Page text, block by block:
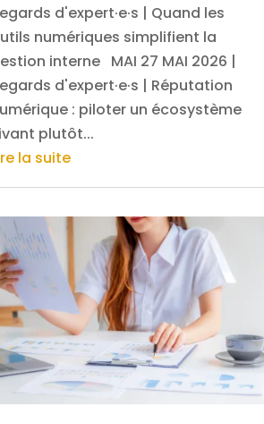
d'expert·e·s | Quand les
numériques simplifient la
interne MAI 27 MAI 2026 |
d'expert·e·s | Réputation
: piloter un écosystème
plutôt...
la suite